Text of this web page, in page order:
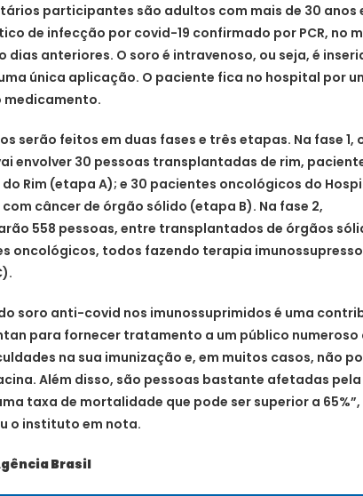
participantes são adultos com mais de 30 anos
de infecção por covid-19 confirmado por PCR, no
dias anteriores. O soro é intravenoso, ou seja, é
única aplicação. O paciente fica no hospital por
medicamento.
serão feitos em duas fases e três etapas. Na fase 1,
envolver 30 pessoas transplantadas de rim,
Rim (etapa A); e 30 pacientes oncológicos do
com câncer de órgão sólido (etapa B). Na fase 2,
558 pessoas, entre transplantados de órgãos
oncológicos, todos fazendo terapia
soro anti-covid nos imunossuprimidos é uma
para fornecer tratamento a um público numeroso
na sua imunização e, em muitos casos, não
Além disso, são pessoas bastante afetadas
taxa de mortalidade que pode ser superior a 65%”,
o instituto em nota.
Brasil